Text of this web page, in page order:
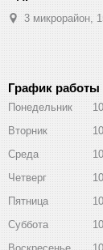
3 микрорайон,
График работы
Понедельник
Вторник
Среда
Четверг
Пятница
Суббота